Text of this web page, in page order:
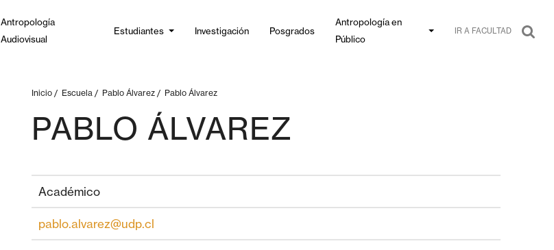
Antropología
Audiovisual
Estudiantes Investigación Posgrados
Antropología en
Público
IR A FACULTAD
Inicio / Escuela / Pablo Álvarez / Pablo Álvarez
PABLO ÁLVAREZ
Académico
pablo.alvarez@udp.cl